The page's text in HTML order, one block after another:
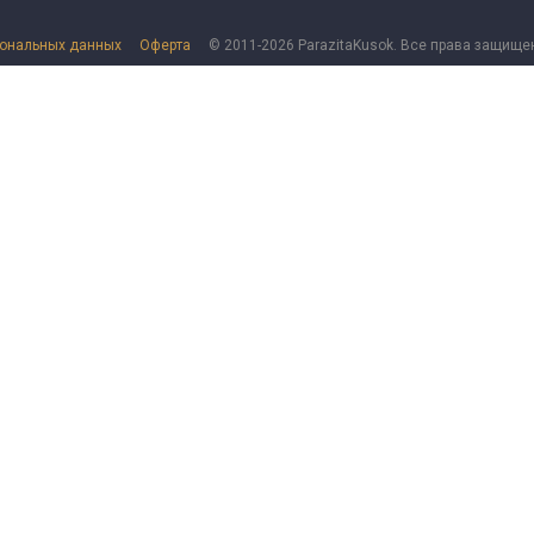
данных Оферта © 2011-2026 ParazitaKusok. Все права